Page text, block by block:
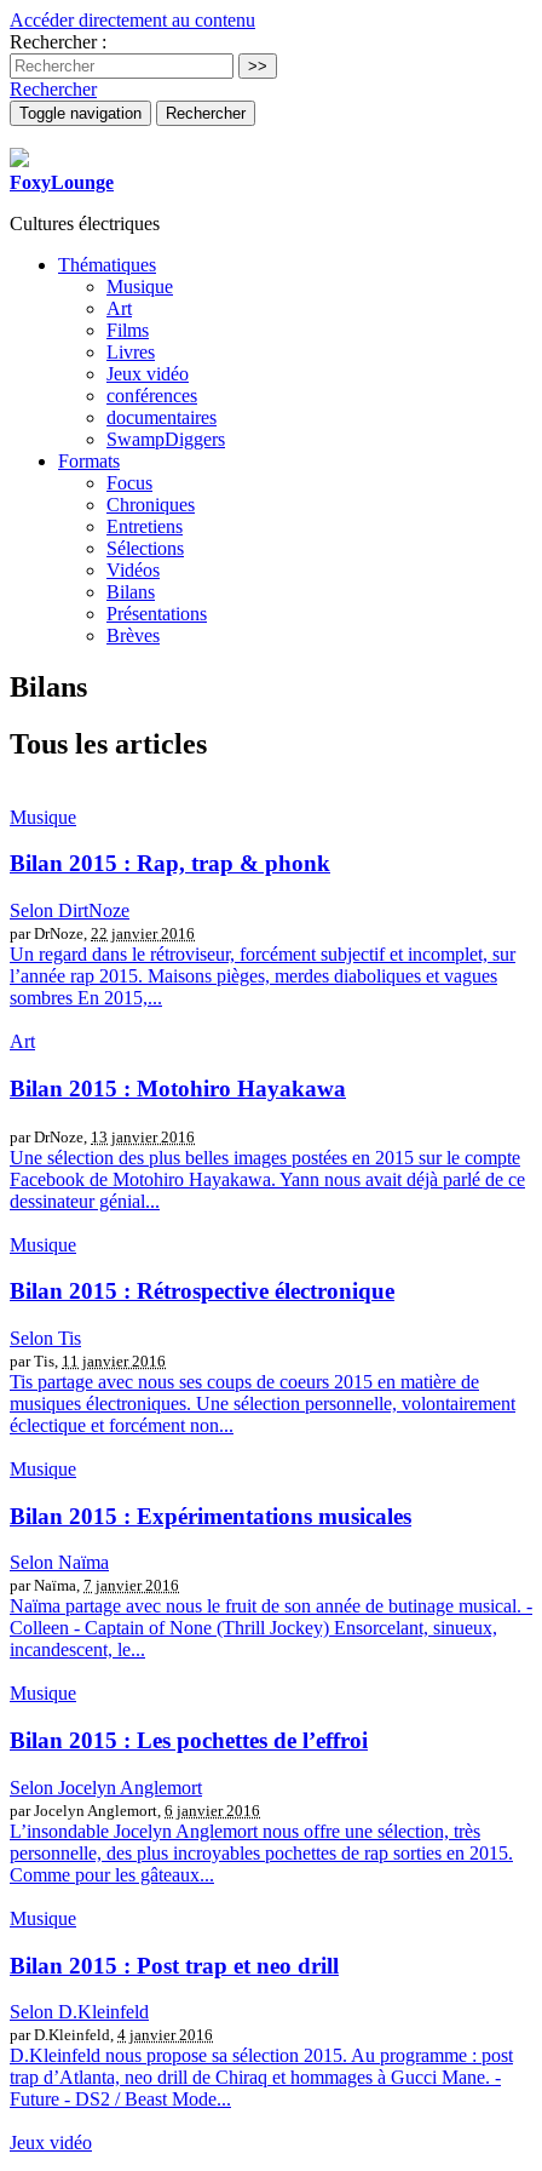
Accéder directement au contenu
Rechercher :
Rechercher
Toggle navigation Rechercher
FoxyLounge
Cultures électriques
Thématiques
Musique
Art
Films
Livres
Jeux vidéo
conférences
documentaires
SwampDiggers
Formats
Focus
Chroniques
Entretiens
Sélections
Vidéos
Bilans
Présentations
Brèves
Bilans
Tous les articles
Musique
Bilan 2015 : Rap, trap & phonk
Selon DirtNoze
par DrNoze, 22 janvier 2016
Un regard dans le rétroviseur, forcément subjectif et incomplet, sur
l’année rap 2015. Maisons pièges, merdes diaboliques et vagues
sombres En 2015,...
Art
Bilan 2015 : Motohiro Hayakawa
par DrNoze, 13 janvier 2016
Une sélection des plus belles images postées en 2015 sur le compte
Facebook de Motohiro Hayakawa. Yann nous avait déjà parlé de ce
dessinateur génial...
Musique
Bilan 2015 : Rétrospective électronique
Selon Tis
par Tis, 11 janvier 2016
Tis partage avec nous ses coups de coeurs 2015 en matière de
musiques électroniques. Une sélection personnelle, volontairement
éclectique et forcément non...
Musique
Bilan 2015 : Expérimentations musicales
Selon Naïma
par Naïma, 7 janvier 2016
Naïma partage avec nous le fruit de son année de butinage musical. -
Colleen - Captain of None (Thrill Jockey) Ensorcelant, sinueux,
incandescent, le...
Musique
Bilan 2015 : Les pochettes de l’effroi
Selon Jocelyn Anglemort
par Jocelyn Anglemort, 6 janvier 2016
L’insondable Jocelyn Anglemort nous offre une sélection, très
personnelle, des plus incroyables pochettes de rap sorties en 2015.
Comme pour les gâteaux...
Musique
Bilan 2015 : Post trap et neo drill
Selon D.Kleinfeld
par D.Kleinfeld, 4 janvier 2016
D.Kleinfeld nous propose sa sélection 2015. Au programme : post
trap d’Atlanta, neo drill de Chiraq et hommages à Gucci Mane. -
Future - DS2 / Beast Mode...
Jeux vidéo